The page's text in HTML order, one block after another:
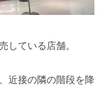
している店舗。
近接の隣の階段を降